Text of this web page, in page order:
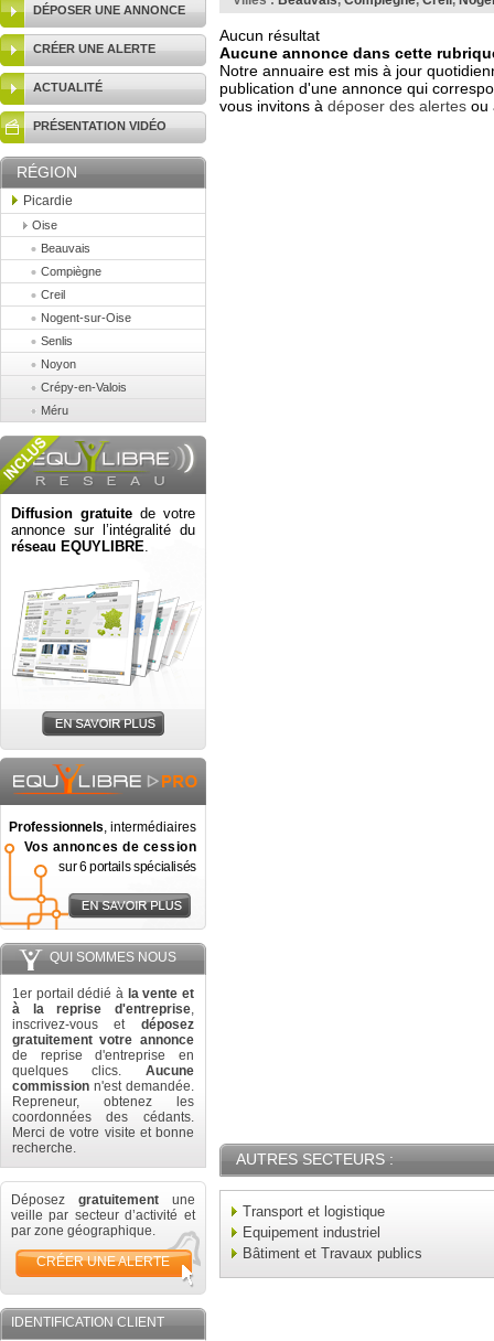
DÉPOSER UNE ANNONCE
CRÉER UNE ALERTE
ACTUALITÉ
PRÉSENTATION VIDÉO
RÉGION
Picardie
Oise
Beauvais
Compiègne
Creil
Nogent-sur-Oise
Senlis
Noyon
Crépy-en-Valois
Méru
Diffusion gratuite de votre
annonce sur l’intégralité du
réseau EQUYLIBRE.
Professionnels, intermédiaires
Vos annonces de cession
sur 6 portails spécialisés
QUI SOMMES NOUS
1er portail dédié à la vente et
à la reprise d'entreprise,
inscrivez-vous et déposez
gratuitement votre annonce
de reprise d'entreprise en
quelques clics. Aucune
commission n'est demandée.
Repreneur, obtenez les
coordonnées des cédants.
Merci de votre visite et bonne
recherche.
Déposez gratuitement une
veille par secteur d’activité et
par zone géographique.
CRÉER UNE ALERTE
IDENTIFICATION CLIENT
Aucun résultat
Aucune annonce dans cette
Notre annuaire est mis à jour
publication d'une annonce qui
vous invitons à déposer des alertes ou
AUTRES SECTEURS :
Transport et logistique
Equipement industriel
Bâtiment et Travaux publics